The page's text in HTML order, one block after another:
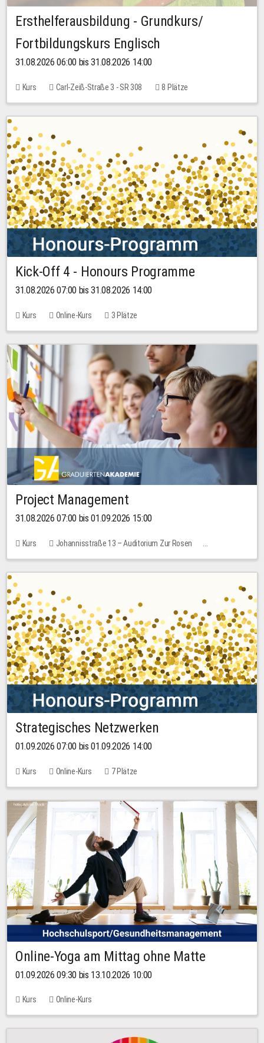
Ersthelferausbildung - Grundkurs/
Fortbildungskurs Englisch
31.08.2026 06:00 bis 31.08.2026 14:00
Kurs Carl-Zeiß-Straße 3 - SR 308 8 Plätze
Kick-Off 4 - Honours Programme
31.08.2026 07:00 bis 31.08.2026 14:00
Kurs Online-Kurs 3 Plätze
Project Management
31.08.2026 07:00 bis 01.09.2026 15:00
Kurs
Johannisstraße 13 – Auditorium Zur Rosen
Keine freien Plätze
30,00 EUR
Strategisches Netzwerken
01.09.2026 07:00 bis 01.09.2026 14:00
Kurs Online-Kurs 7 Plätze
Online-Yoga am Mittag ohne Matte
01.09.2026 09:30 bis 13.10.2026 10:00
Kurs Online-Kurs